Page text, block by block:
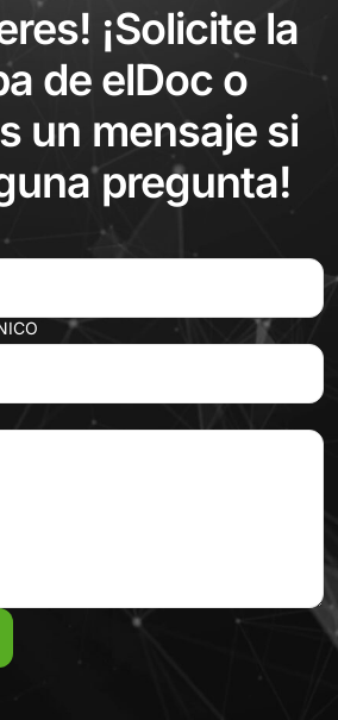
¡Solicite la
de elDoc o
un mensaje si
pregunta!